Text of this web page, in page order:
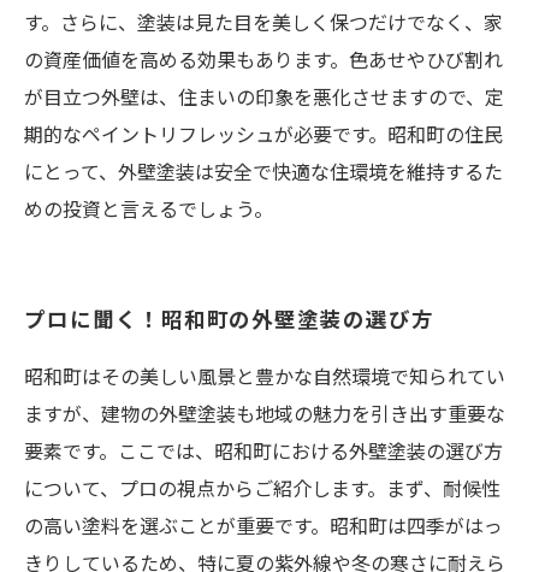
す。さらに、塗装は見た目を美しく保つだけでなく、家
の資産価値を高める効果もあります。色あせやひび割れ
が目立つ外壁は、住まいの印象を悪化させますので、定
期的なペイントリフレッシュが必要です。昭和町の住民
にとって、外壁塗装は安全で快適な住環境を維持するた
めの投資と言えるでしょう。
プロに聞く！昭和町の外壁塗装の選び方
昭和町はその美しい風景と豊かな自然環境で知られてい
ますが、建物の外壁塗装も地域の魅力を引き出す重要な
要素です。ここでは、昭和町における外壁塗装の選び方
について、プロの視点からご紹介します。まず、耐候性
の高い塗料を選ぶことが重要です。昭和町は四季がはっ
きりしているため、特に夏の紫外線や冬の寒さに耐えら